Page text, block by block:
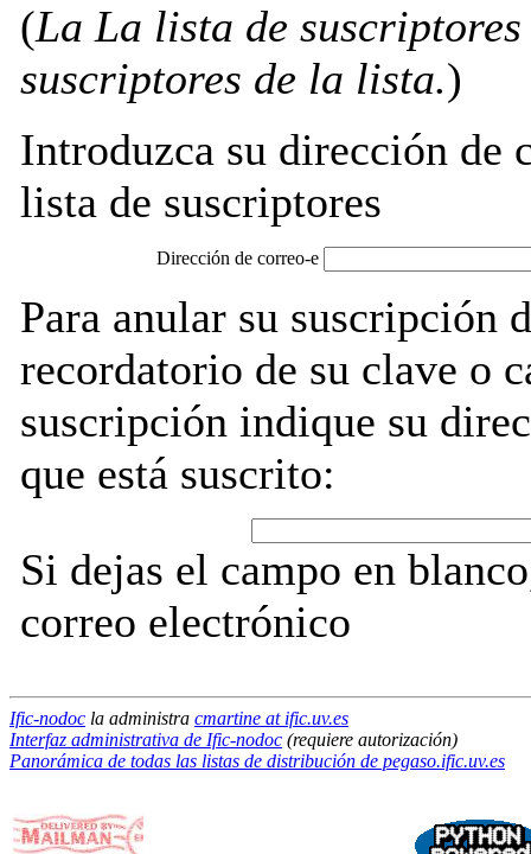
(La La lista de
suscriptores de la lista.)
Introduzca su dirección de
lista de suscriptores
Dirección de correo-e
Para anular su suscripción
recordatorio de su clave o
suscripción indique su
que está suscrito:
Si dejas el campo en
correo electrónico
Ific-nodoc la administra cmartine at ific.uv.es
Interfaz administrativa de Ific-nodoc (requiere autorización)
Panorámica de todas las listas de distribución de pegaso.ific.uv.es